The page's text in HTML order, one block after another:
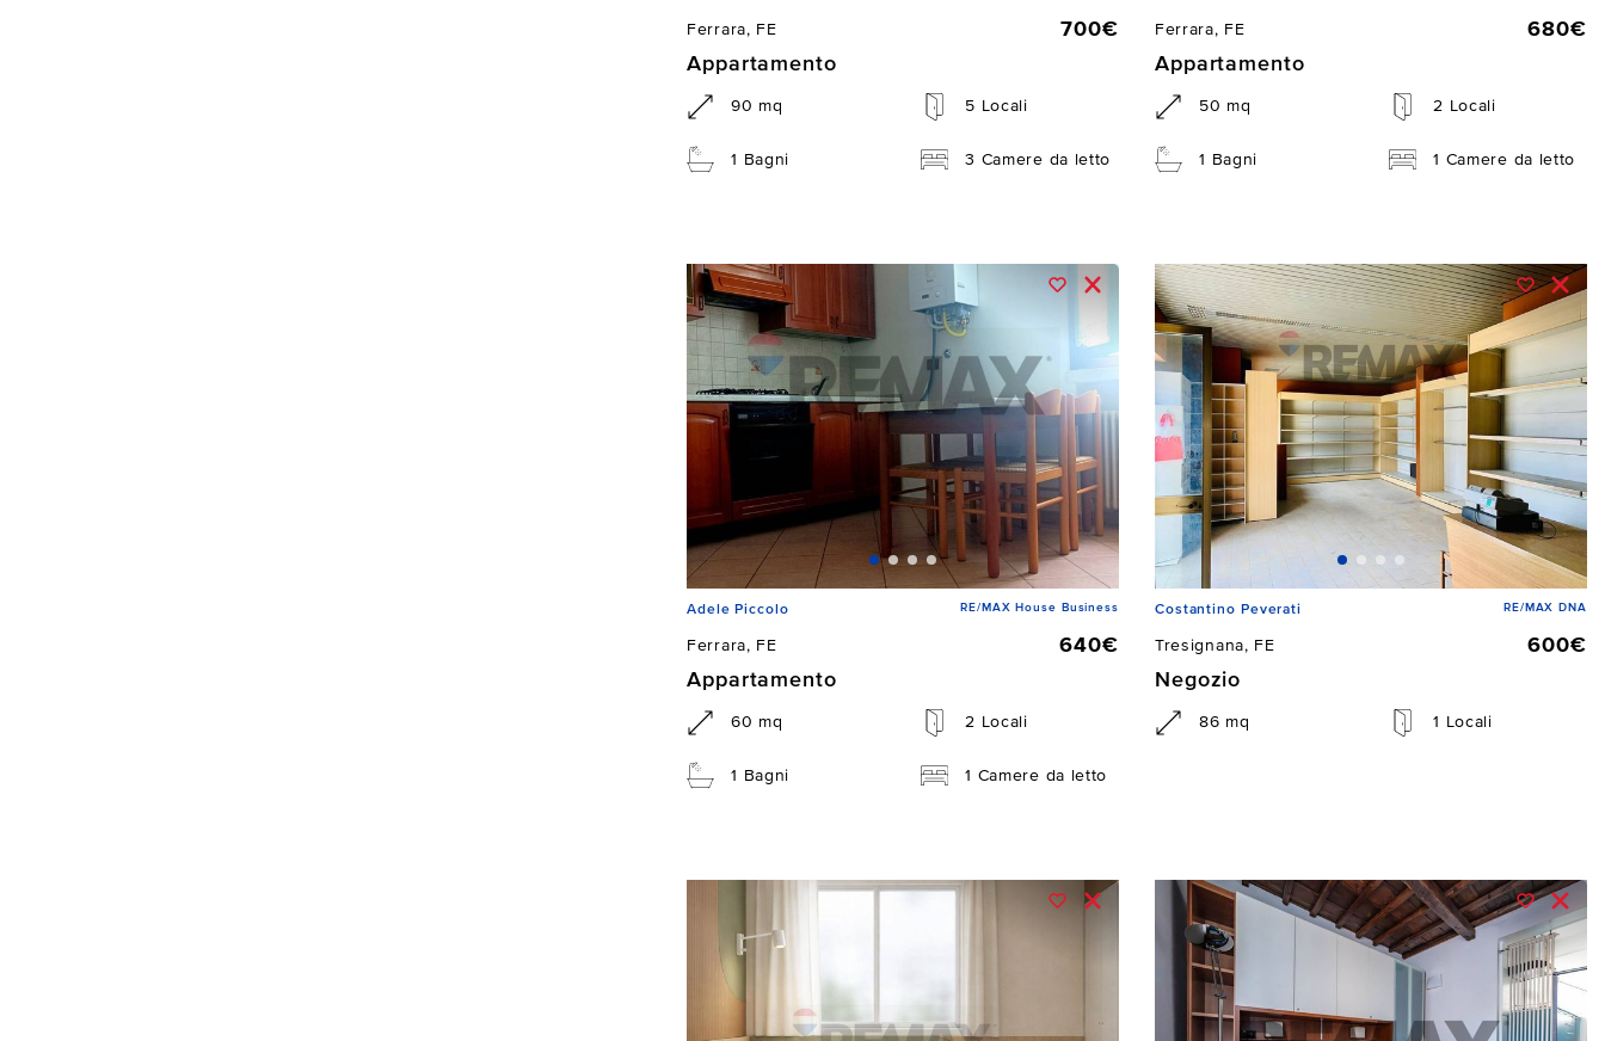
Ferrara, FE
700€
Appartamento
90 mq 5 Locali
1 Bagni 3 Camere da letto
Ferrara, FE
680€
Appartamento
50 mq 2 Locali
1 Bagni 1 Camere da letto
Adele Piccolo RE/MAX House Business
Ferrara, FE
640€
Appartamento
60 mq 2 Locali
1 Bagni 1 Camere da letto
Costantino Peverati RE/MAX DNA
Tresignana, FE
600€
Negozio
86 mq 1 Locali